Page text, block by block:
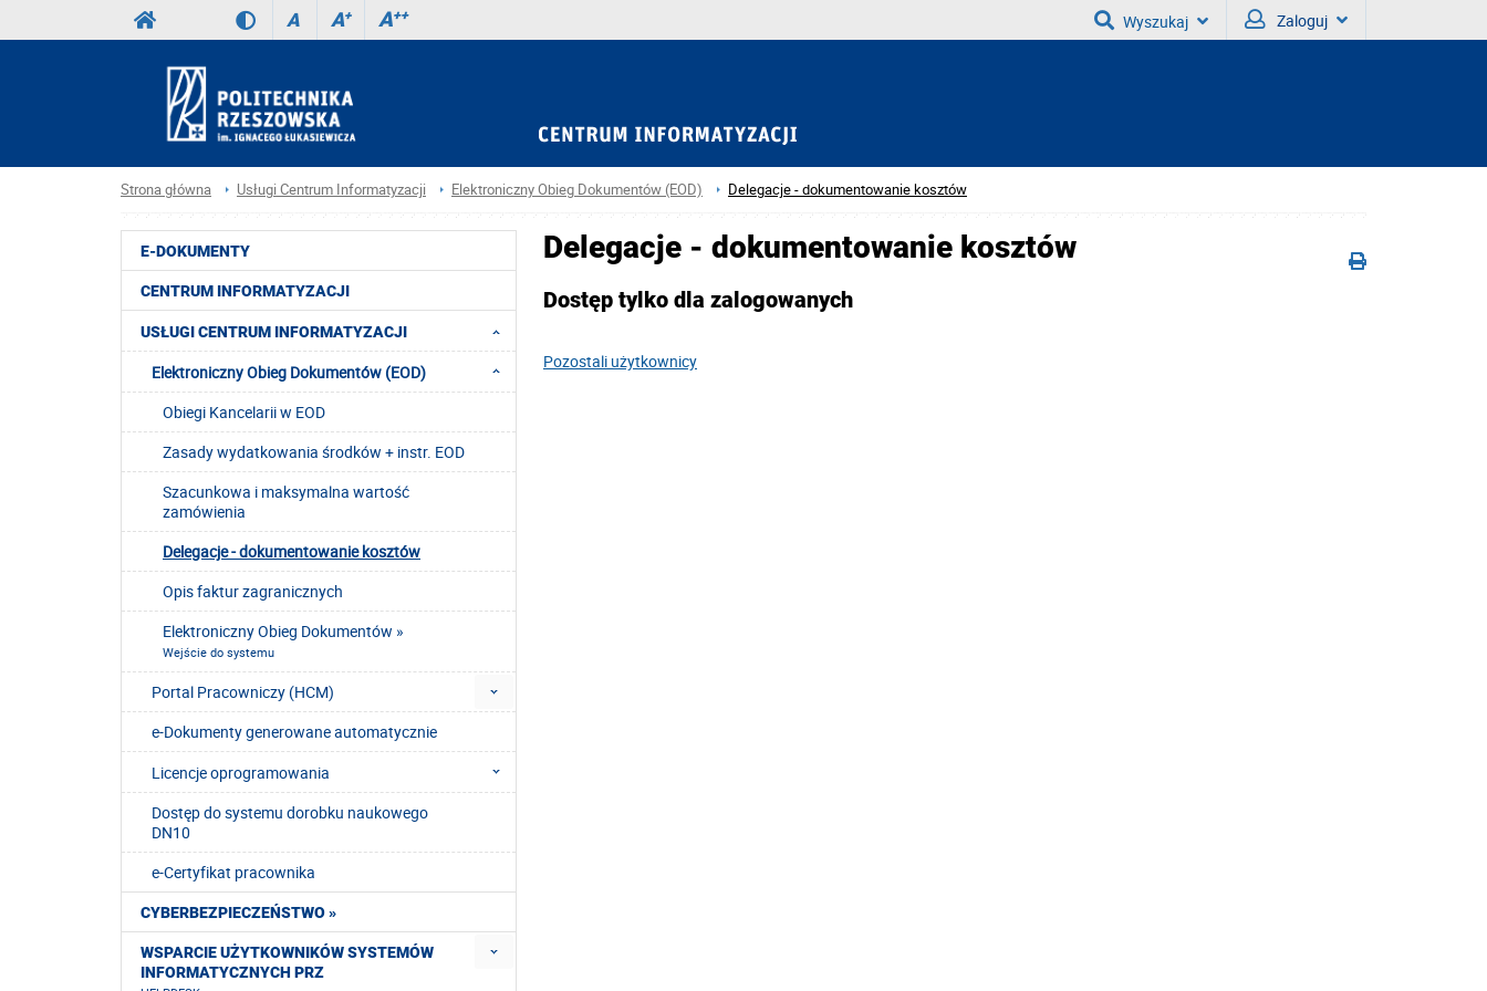
A A+ A++ Wyszukaj Zaloguj
Strona główna Usługi Centrum Informatyzacji Elektroniczny Obieg Dokumentów (EOD) Delegacje - dokumentowanie kosztów
E-DOKUMENTY
CENTRUM INFORMATYZACJI
USŁUGI CENTRUM INFORMATYZACJI
Elektroniczny Obieg Dokumentów (EOD)
Obiegi Kancelarii w EOD
Zasady wydatkowania środków + instr. EOD
Szacunkowa i maksymalna wartość
zamówienia
Delegacje - dokumentowanie kosztów
Opis faktur zagranicznych
Elektroniczny Obieg Dokumentów »
Wejście do systemu
Portal Pracowniczy (HCM)
e-Dokumenty generowane automatycznie
Licencje oprogramowania
Dostęp do systemu dorobku naukowego
DN10
e-Certyfikat pracownika
CYBERBEZPIECZEŃSTWO »
WSPARCIE UŻYTKOWNIKÓW SYSTEMÓW
INFORMATYCZNYCH PRZ
Delegacje - dokumentowanie kosztów
Dostęp tylko dla zalogowanych
Pozostali użytkownicy